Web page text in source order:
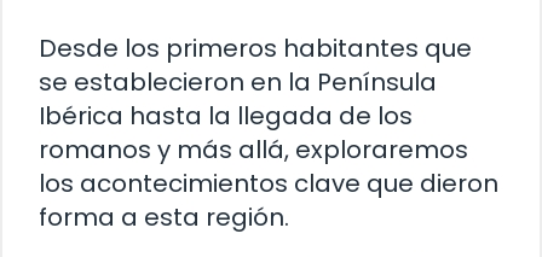
Desde los primeros habitantes que
se establecieron en la Península
Ibérica hasta la llegada de los
romanos y más allá, exploraremos
los acontecimientos clave que dieron
forma a esta región.